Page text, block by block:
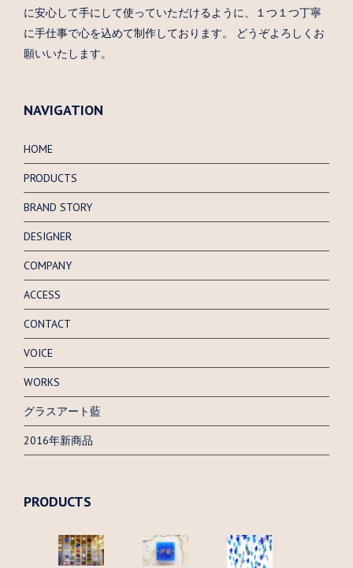
に安心して手にして使っていただけるように、１つ１つ丁寧
に手仕事で心を込めて制作しております。 どうぞよろしくお
願いいたします。
NAVIGATION
HOME
PRODUCTS
BRAND STORY
DESIGNER
COMPANY
ACCESS
CONTACT
VOICE
WORKS
グラスアート藍
2016年新商品
PRODUCTS